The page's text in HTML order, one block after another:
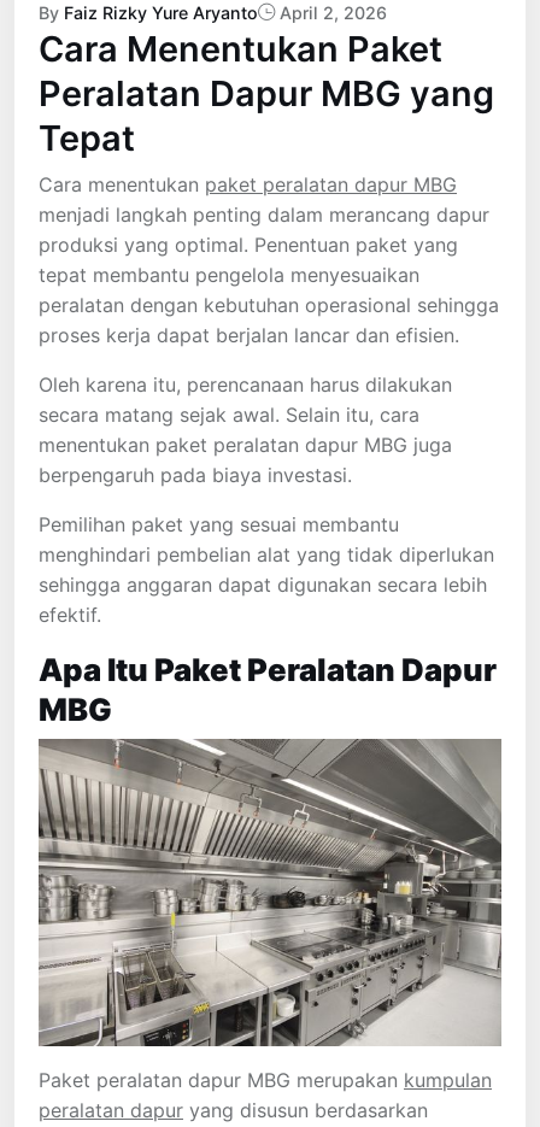
By Faiz Rizky Yure Aryanto April 2, 2026
Cara Menentukan Paket
Peralatan Dapur MBG yang
Tepat
Cara menentukan paket peralatan dapur MBG
menjadi langkah penting dalam merancang dapur
produksi yang optimal. Penentuan paket yang
tepat membantu pengelola menyesuaikan
peralatan dengan kebutuhan operasional sehingga
proses kerja dapat berjalan lancar dan efisien.
Oleh karena itu, perencanaan harus dilakukan
secara matang sejak awal. Selain itu, cara
menentukan paket peralatan dapur MBG juga
berpengaruh pada biaya investasi.
Pemilihan paket yang sesuai membantu
menghindari pembelian alat yang tidak diperlukan
sehingga anggaran dapat digunakan secara lebih
efektif.
Apa Itu Paket Peralatan Dapur
MBG
Paket peralatan dapur MBG merupakan kumpulan
peralatan dapur yang disusun berdasarkan